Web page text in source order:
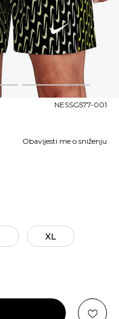
3
NESSG577-001
Obavijesti me o sniženju
XL